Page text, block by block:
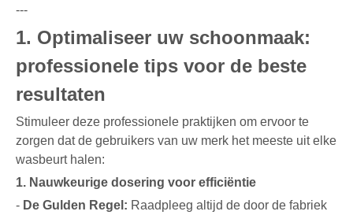
---
1. Optimaliseer uw schoonmaak:
professionele tips voor de beste
resultaten
Stimuleer deze professionele praktijken om ervoor te
zorgen dat de gebruikers van uw merk het meeste uit elke
wasbeurt halen:
1. Nauwkeurige dosering voor efficiëntie
- De Gulden Regel: Raadpleeg altijd de door de fabriek